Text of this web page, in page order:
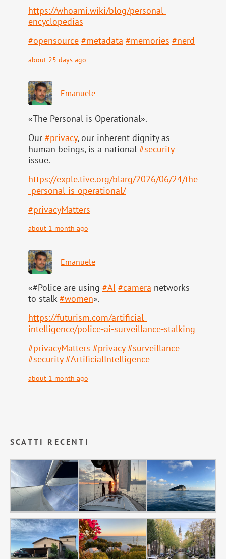
https://whoami.wiki/blog/personal-
encyclopedias
#opensource #metadata #memories #nerd
about 25 days ago
Emanuele
«The Personal is Operational».
Our #privacy, our inherent dignity as
human beings, is a national #security
issue.
https://exple.tive.org/blarg/2026/06/24/the
-personal-is-operational/
#privacyMatters
about 1 month ago
Emanuele
«#Police are using #AI #camera networks
to stalk#women».
https://futurism.com/artificial-
intelligence/police-ai-surveillance-stalking
#privacyMatters #privacy #surveillance
#security #ArtificialIntelligence
about 1 month ago
SCATTI RECENTI